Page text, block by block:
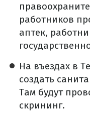
работников
аптек,
На въездах в
создать
Там будут
скрининг.